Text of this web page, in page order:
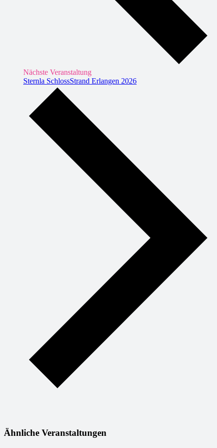
Nächste Veranstaltung
Sternla SchlossStrand Erlangen 2026
Ähnliche Veranstaltungen